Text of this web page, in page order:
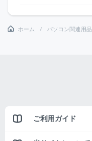
ホーム パソコン関連用品
ご利用ガイド